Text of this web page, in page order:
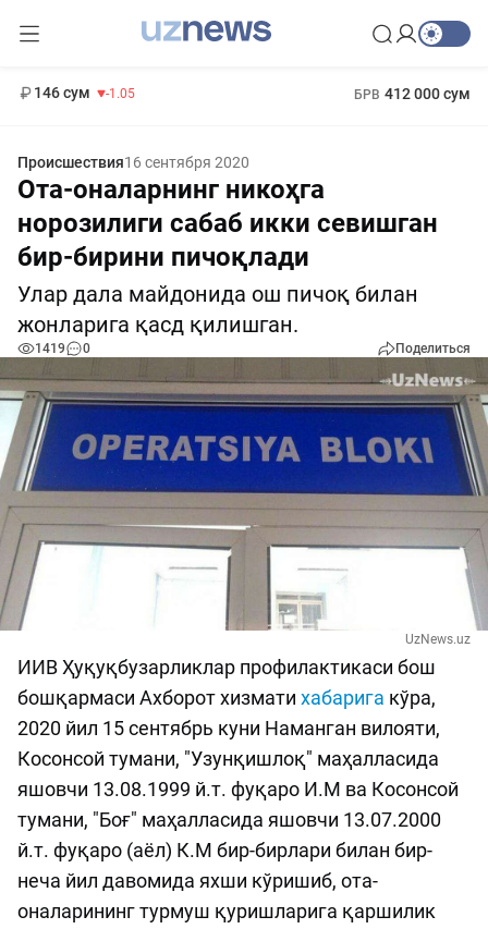
146 сум -1.05 БРВ 412 000 сум
Происшествия16 сентября 2020
Ота-оналарнинг никоҳга
норозилиги сабаб икки севишган
бир-бирини пичоқлади
Улар дала майдонида ош пичоқ билан
жонларига қасд қилишган.
1419 0 Поделиться
UzNews.uz
ИИВ Ҳуқуқбузарликлар профилактикаси бош
бошқармаси Ахборот хизмати хабарига кўра,
2020 йил 15 сентябрь куни Наманган вилояти,
Косонсой тумани, "Узунқишлоқ" маҳалласида
яшовчи 13.08.1999 й.т. фуқаро И.М ва Косонсой
тумани, "Боғ" маҳалласида яшовчи 13.07.2000
й.т. фуқаро (аёл) К.М бир-бирлари билан бир-
неча йил давомида яхши кўришиб, ота-
оналарининг турмуш қуришларига қаршилик